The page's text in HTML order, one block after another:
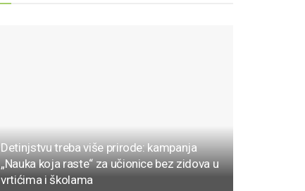
Detinjstvu treba više prirode: kampanja
„Nauka koja raste“ za učionice bez zidova u
vrtićima i školama